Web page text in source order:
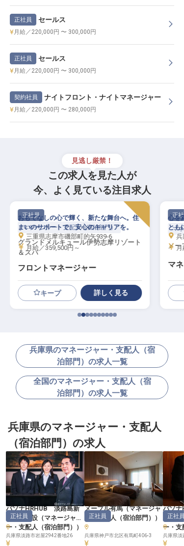
正社員 セールス
月給／220,000円 〜 300,000円
正社員 セールス
月給／220,000円 〜 300,000円
契約社員 ナイトフロント・ナイトマネージャー
月給／220,000円 〜 280,000円
見逃し厳禁！
この求人を見た人が
今、よく見ている注目求人
正社員
マネージャー・支配人（宿泊部門）
グランドメルキュール伊勢志摩リゾート
＆スパ
フロントマネージャー
おもてなしの心で輝く、新たな舞台へ。住
まいのサポートで、安心のキャリアを。
三重県志摩市磯部町的矢939-6
月給／359,500円～
キープ 詳しく見る
正社
マ
メー
マ
心を
とも
兵
月
兵庫県のマネージャー・支配人（宿
泊部門）の求人一覧
全国のマネージャー・支配人（宿
泊部門）の求人一覧
兵庫県のマネージャー・支配人
（宿泊部門）の求人
パソナHRHUB 淡路島新
規開業施設 （マネージャ
ー・支配人（宿泊部門）
）
正社員
兵庫県淡路市岩屋2942番地26
メープル有馬（マネージャ
ー・支配人（宿泊部門）
）
正社員
兵庫県神戸市北区有馬町406-3
パソ
規開業
ー・支
正社員
兵庫県